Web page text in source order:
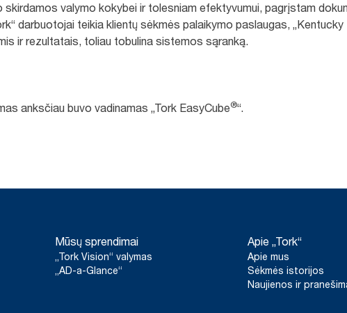
skirdamos valymo kokybei ir tolesniam efektyvumui, pagrįstam
darbuotojai teikia klientų sėkmės palaikymo paslaugas, „Kentucky
ir rezultatais, toliau tobulina sistemos sąranką.
anksčiau buvo vadinamas „Tork EasyCube®“.
Mūsų sprendimai
„Tork Vision“ valymas
„AD-a-Glance“
Apie „Tork“
Apie mus
Sėkmės istorijos
Naujienos ir